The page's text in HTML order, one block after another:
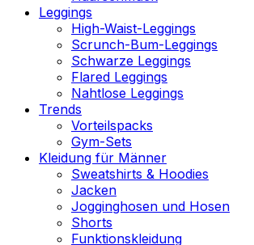
Leggings
High-Waist-Leggings
Scrunch-Bum-Leggings
Schwarze Leggings
Flared Leggings
Nahtlose Leggings
Trends
Vorteilspacks
Gym-Sets
Kleidung für Männer
Sweatshirts & Hoodies
Jacken
Jogginghosen und Hosen
Shorts
Funktionskleidung